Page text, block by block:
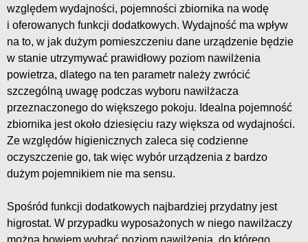
względem wydajności, pojemności zbiornika na wodę
i oferowanych funkcji dodatkowych. Wydajność ma wpływ
na to, w jak dużym pomieszczeniu dane urządzenie będzie
w stanie utrzymywać prawidłowy poziom nawilżenia
powietrza, dlatego na ten parametr należy zwrócić
szczególną uwagę podczas wyboru nawilżacza
przeznaczonego do większego pokoju. Idealna pojemność
zbiornika jest około dziesięciu razy większa od wydajności.
Ze względów higienicznych zaleca się codzienne
oczyszczenie go, tak więc wybór urządzenia z bardzo
dużym pojemnikiem nie ma sensu.
Spośród funkcji dodatkowych najbardziej przydatny jest
higrostat. W przypadku wyposażonych w niego nawilżaczy